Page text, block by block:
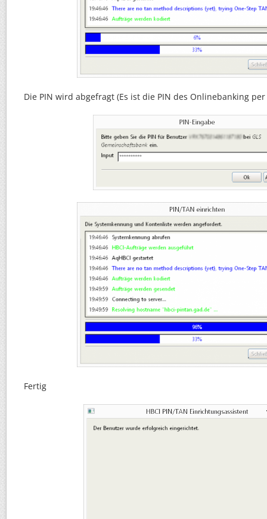
Die PIN wird abgefragt (Es ist die PIN des Onlinebanking
Fertig